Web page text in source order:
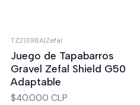
TZ2139BA|Zefal
Juego de Tapabarros
Gravel Zefal Shield G50
Adaptable
$40.000 CLP